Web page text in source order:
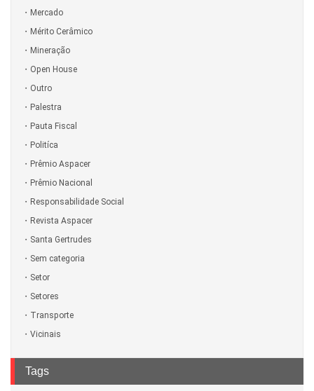
Mercado
Mérito Cerâmico
Mineração
Open House
Outro
Palestra
Pauta Fiscal
Politíca
Prêmio Aspacer
Prêmio Nacional
Responsabilidade Social
Revista Aspacer
Santa Gertrudes
Sem categoria
Setor
Setores
Transporte
Vicinais
Tags